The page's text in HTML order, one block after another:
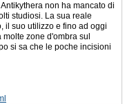
non ha mancato di
studiosi. La sua reale
il suo utilizzo e fino ad oggi
zone d'ombra sul
si sa che le poche incisioni